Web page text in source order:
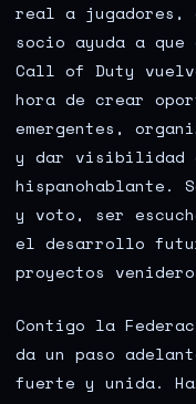
real a jugadores,
socio ayuda a
Call of Duty
hora de crear
emergentes,
y dar visibilidad
hispanohablante.
y voto, ser
el desarrollo
proyectos
Contigo la
da un paso
fuerte y unida.